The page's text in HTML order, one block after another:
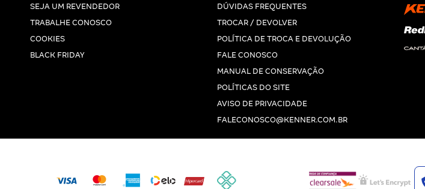
SEJA UM REVENDEDOR
TRABALHE CONOSCO
COOKIES
BLACK FRIDAY
DÚVIDAS FREQUENTES
TROCAR / DEVOLVER
POLÍTICA DE TROCA E DEVOLUÇÃO
FALE CONOSCO
MANUAL DE CONSERVAÇÃO
POLÍTICAS DO SITE
AVISO DE PRIVACIDADE
FALECONOSCO@KENNER.COM.BR